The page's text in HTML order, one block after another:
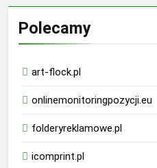
Polecamy
art-flock.pl
onlinemonitoringpozycji.eu
folderyreklamowe.pl
icomprint.pl